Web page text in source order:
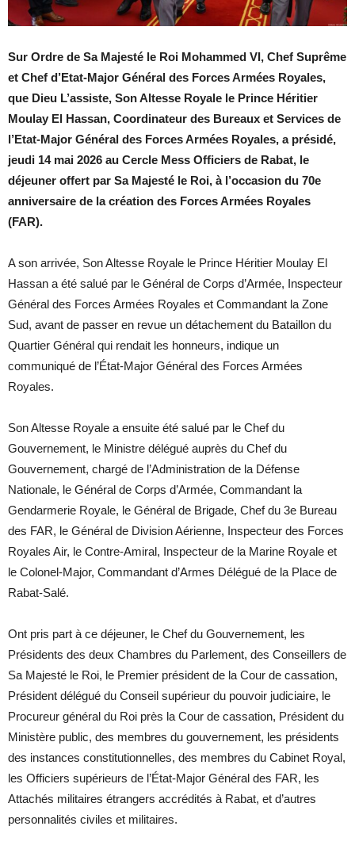
Sur Ordre de Sa Majesté le Roi Mohammed VI, Chef Suprême
et Chef d’Etat-Major Général des Forces Armées Royales,
que Dieu L’assiste, Son Altesse Royale le Prince Héritier
Moulay El Hassan, Coordinateur des Bureaux et Services de
l’Etat-Major Général des Forces Armées Royales, a présidé,
jeudi 14 mai 2026 au Cercle Mess Officiers de Rabat, le
déjeuner offert par Sa Majesté le Roi, à l’occasion du 70e
anniversaire de la création des Forces Armées Royales
(FAR).
A son arrivée, Son Altesse Royale le Prince Héritier Moulay El
Hassan a été salué par le Général de Corps d’Armée, Inspecteur
Général des Forces Armées Royales et Commandant la Zone
Sud, avant de passer en revue un détachement du Bataillon du
Quartier Général qui rendait les honneurs, indique un
communiqué de l’État-Major Général des Forces Armées
Royales.
Son Altesse Royale a ensuite été salué par le Chef du
Gouvernement, le Ministre délégué auprès du Chef du
Gouvernement, chargé de l’Administration de la Défense
Nationale, le Général de Corps d’Armée, Commandant la
Gendarmerie Royale, le Général de Brigade, Chef du 3e Bureau
des FAR, le Général de Division Aérienne, Inspecteur des Forces
Royales Air, le Contre-Amiral, Inspecteur de la Marine Royale et
le Colonel-Major, Commandant d’Armes Délégué de la Place de
Rabat-Salé.
Ont pris part à ce déjeuner, le Chef du Gouvernement, les
Présidents des deux Chambres du Parlement, des Conseillers de
Sa Majesté le Roi, le Premier président de la Cour de cassation,
Président délégué du Conseil supérieur du pouvoir judiciaire, le
Procureur général du Roi près la Cour de cassation, Président du
Ministère public, des membres du gouvernement, les présidents
des instances constitutionnelles, des membres du Cabinet Royal,
les Officiers supérieurs de l’État-Major Général des FAR, les
Attachés militaires étrangers accrédités à Rabat, et d’autres
personnalités civiles et militaires.